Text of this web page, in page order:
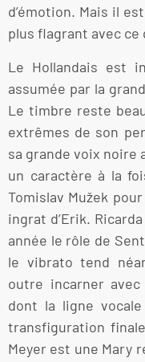
d’émotion. Mais il
plus flagrant avec ce
Le Hollandais est
assumée par la
Le timbre reste
extrêmes de son
sa grande voix noire
un caractère à la
Tomislav Mužek
ingrat d’Erik.
année le rôle de
le vibrato tend
outre incarner
dont la ligne
transfiguration
Meyer est une Mary